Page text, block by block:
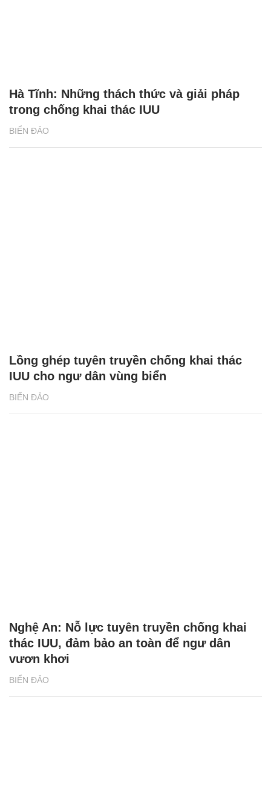
BIỂN ĐẢO
Hà Tĩnh: Những thách thức và giải pháp
trong chống khai thác IUU
BIỂN ĐẢO
Lồng ghép tuyên truyền chống khai thác
IUU cho ngư dân vùng biển
BIỂN ĐẢO
Nghệ An: Nỗ lực tuyên truyền chống khai
thác IUU, đảm bảo an toàn để ngư dân
vươn khơi